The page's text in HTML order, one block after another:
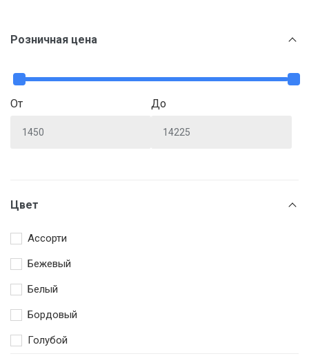
Розничная цена
От До
Цвет
Ассорти
Бежевый
Белый
Бордовый
Голубой